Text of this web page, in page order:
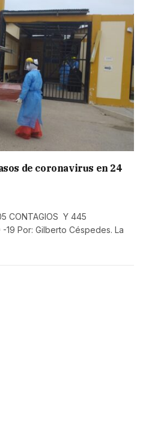
de coronavirus en 24
CONTAGIOS Y 445
-19 Por: Gilberto Céspedes. La